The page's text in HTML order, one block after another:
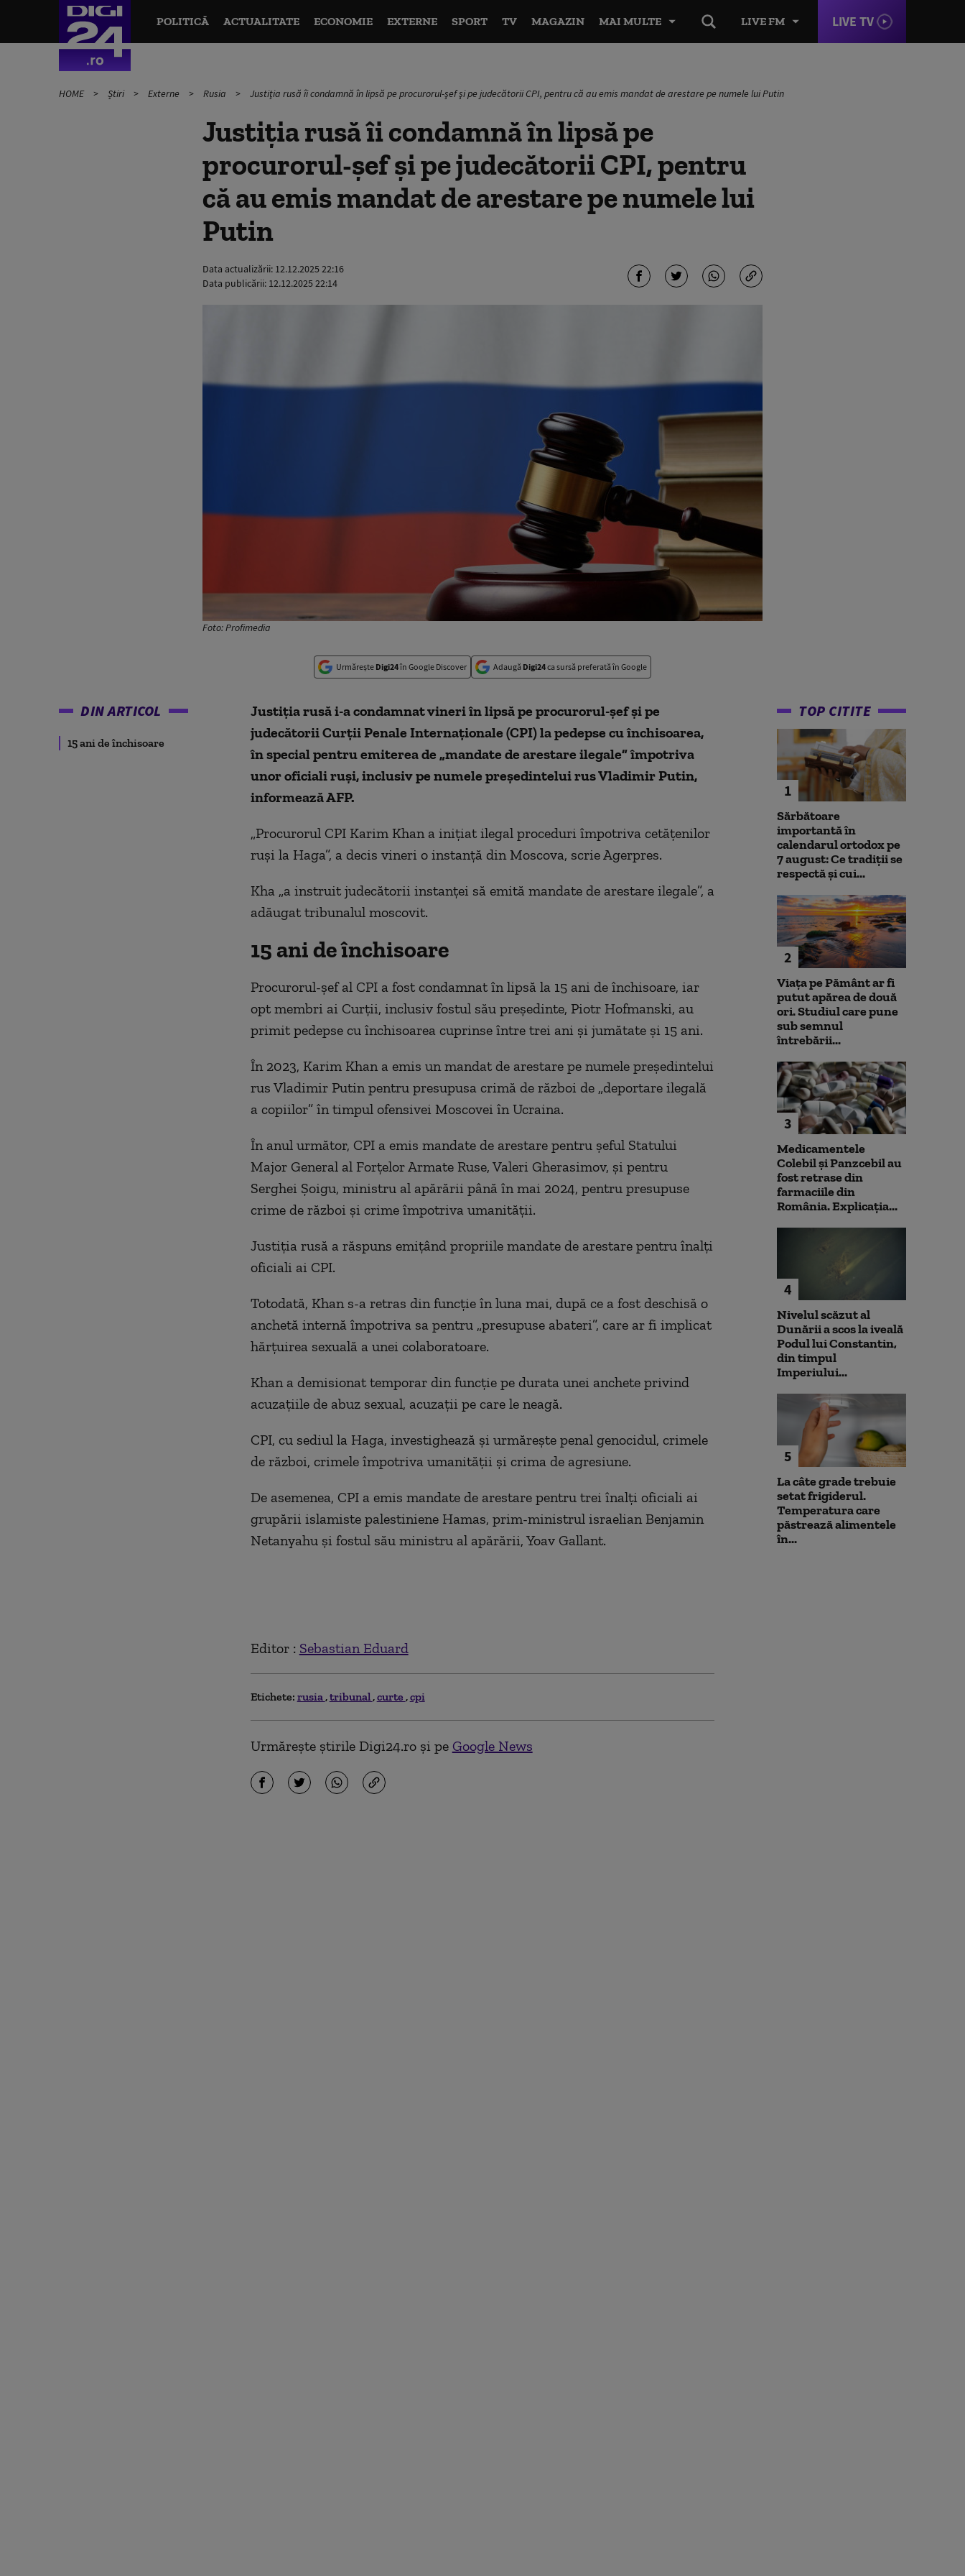
LIVE FM LIVE TV
POLITICĂ ACTUALITATE ECONOMIE EXTERNE SPORT TV MAGAZIN MAI MULTE
HOME Știri Externe Rusia Justiţia rusă îi condamnă în lipsă pe procurorul-şef şi pe judecătorii CPI, pentru că au emis mandat de arestare pe numele lui Putin
Justiţia rusă îi condamnă în lipsă pe
procurorul-şef şi pe judecătorii CPI, pentru
că au emis mandat de arestare pe numele lui
Putin
Data actualizării: 12.12.2025 22:16
Data publicării: 12.12.2025 22:14
Foto: Profimedia
Urmărește Digi24în Google Discover Adaugă Digi24ca sursă preferată în Google
DIN ARTICOL
15 ani de închisoare
Justiţia rusă i-a condamnat vineri în lipsă pe procurorul-şef şi pe
judecătorii Curţii Penale Internaţionale (CPI) la pedepse cu închisoarea,
în special pentru emiterea de „mandate de arestare ilegale” împotriva
unor oficiali ruşi, inclusiv pe numele preşedintelui rus Vladimir Putin,
informează AFP.
„Procurorul CPI Karim Khan a iniţiat ilegal proceduri împotriva cetăţenilor
ruşi la Haga”, a decis vineri o instanţă din Moscova, scrie Agerpres.
Kha „a instruit judecătorii instanţei să emită mandate de arestare ilegale”, a
adăugat tribunalul moscovit.
15 ani de închisoare
Procurorul-şef al CPI a fost condamnat în lipsă la 15 ani de închisoare, iar
opt membri ai Curţii, inclusiv fostul său preşedinte, Piotr Hofmanski, au
primit pedepse cu închisoarea cuprinse între trei ani şi jumătate şi 15 ani.
În 2023, Karim Khan a emis un mandat de arestare pe numele preşedintelui
rus Vladimir Putin pentru presupusa crimă de război de „deportare ilegală
a copiilor” în timpul ofensivei Moscovei în Ucraina.
În anul următor, CPI a emis mandate de arestare pentru şeful Statului
Major General al Forţelor Armate Ruse, Valeri Gherasimov, şi pentru
Serghei Şoigu, ministru al apărării până în mai 2024, pentru presupuse
crime de război şi crime împotriva umanităţii.
Justiţia rusă a răspuns emiţând propriile mandate de arestare pentru înalţi
oficiali ai CPI.
Totodată, Khan s-a retras din funcţie în luna mai, după ce a fost deschisă o
anchetă internă împotriva sa pentru „presupuse abateri”, care ar fi implicat
hărţuirea sexuală a unei colaboratoare.
Khan a demisionat temporar din funcţie pe durata unei anchete privind
acuzaţiile de abuz sexual, acuzaţii pe care le neagă.
CPI, cu sediul la Haga, investighează şi urmăreşte penal genocidul, crimele
de război, crimele împotriva umanităţii şi crima de agresiune.
De asemenea, CPI a emis mandate de arestare pentru trei înalţi oficiali ai
grupării islamiste palestiniene Hamas, prim-ministrul israelian Benjamin
Netanyahu şi fostul său ministru al apărării, Yoav Gallant.
Editor : Sebastian Eduard
Etichete: rusia tribunal curte cpi
Urmărește știrile Digi24.ro și pe Google News
TOP CITITE
1
Sărbătoare
importantă în
calendarul ortodox pe
7 august: Ce tradiții se
respectă și cui...
2
Viața pe Pământ ar fi
putut apărea de două
ori. Studiul care pune
sub semnul
întrebării...
3
Medicamentele
Colebil și Panzcebil au
fost retrase din
farmaciile din
România. Explicația...
4
Nivelul scăzut al
Dunării a scos la iveală
Podul lui Constantin,
din timpul
Imperiului...
5
La câte grade trebuie
setat frigiderul.
Temperatura care
păstrează alimentele
în...